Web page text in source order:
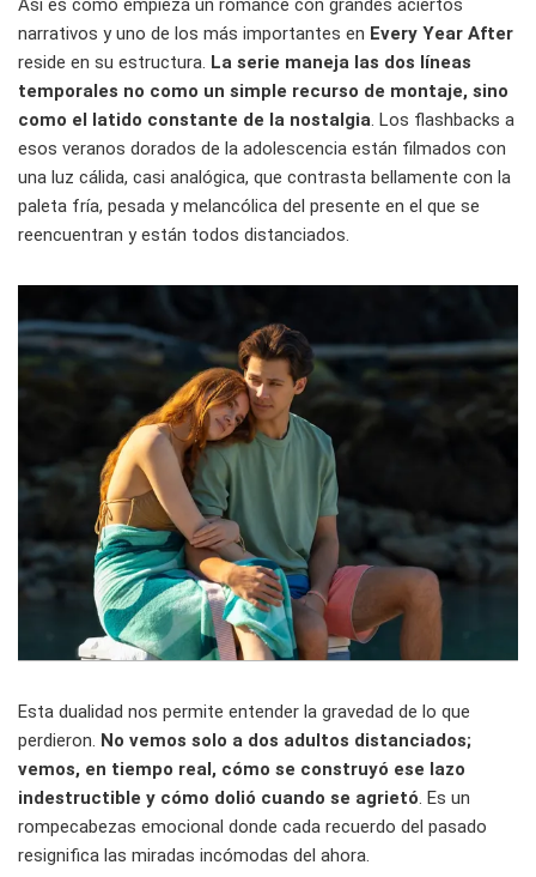
narrativos y uno de los más importantes en Every Year After
reside en su estructura. La serie maneja las dos líneas
temporales no como un simple recurso de montaje, sino
como el latido constante de la nostalgia . Los flashbacks a
esos veranos dorados de la adolescencia están filmados con
una luz cálida, casi analógica, que contrasta bellamente con la
paleta fría, pesada y melancólica del presente en el que se
reencuentran y están todos distanciados.
Esta dualidad nos permite entender la gravedad de lo que
perdieron. No vemos solo a dos adultos distanciados;
vemos, en tiempo real, cómo se construyó ese lazo
indestructible y cómo dolió cuando se agrietó. Es un
rompecabezas emocional donde cada recuerdo del pasado
resignifica las miradas incómodas del ahora.